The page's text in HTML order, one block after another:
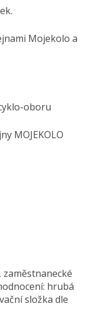
Mojekolo a
oboru
MOJEKOLO
zaměstnanecké
hrubá
složka dle